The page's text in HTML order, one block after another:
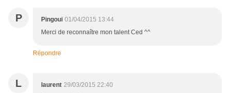
P Pingoui 01/04/2015 13:44
Merci de reconnaître mon talent Ced ^^
Répondre
L laurent 29/03/2015 22:40